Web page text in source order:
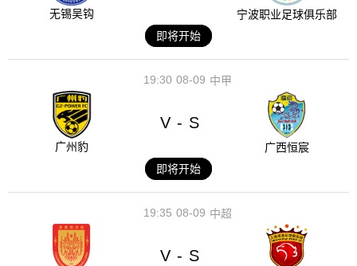
无锡吴钩
宁波职业足球俱乐部
即将开始
08-09
19:30 中甲
广州豹
V - S
广西恒宸
即将开始
08-09
19:35 中超
V - S